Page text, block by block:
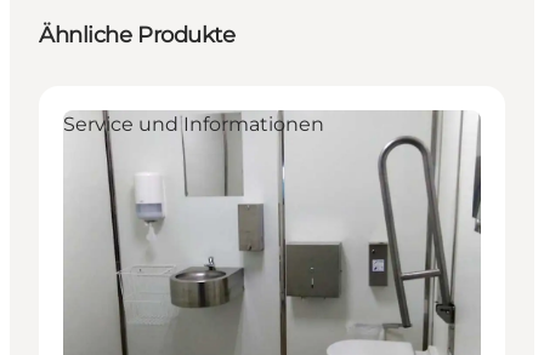
Ähnliche Produkte
Service und Informationen